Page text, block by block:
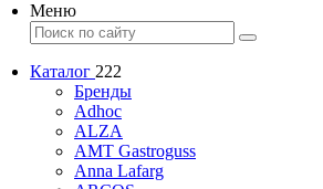
Меню
Каталог 222
Бренды
Adhoc
ALZA
AMT Gastroguss
Anna Lafarg